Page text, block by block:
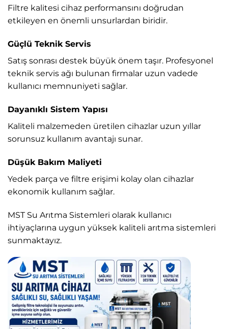
Filtre kalitesi cihaz performansını doğrudan
etkileyen en önemli unsurlardan biridir.
Güçlü Teknik Servis
Satış sonrası destek büyük önem taşır. Profesyonel
teknik servis ağı bulunan firmalar uzun vadede
kullanıcı memnuniyeti sağlar.
Dayanıklı Sistem Yapısı
Kaliteli malzemeden üretilen cihazlar uzun yıllar
sorunsuz kullanım avantajı sunar.
Düşük Bakım Maliyeti
Yedek parça ve filtre erişimi kolay olan cihazlar
ekonomik kullanım sağlar.
MST Su Arıtma Sistemleri olarak kullanıcı
ihtiyaçlarına uygun yüksek kaliteli arıtma sistemleri
sunmaktayız.